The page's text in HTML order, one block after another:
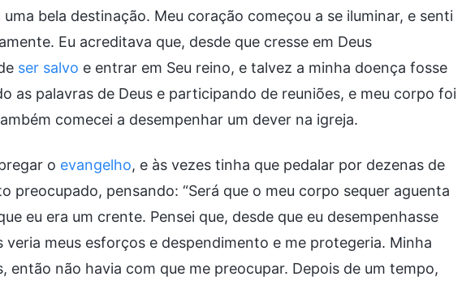
bela destinação. Meu coração começou a se iluminar, e senti
Eu acreditava que, desde que cresse em Deus
ser salvo e entrar em Seu reino, e talvez a minha doença fosse
as palavras de Deus e participando de reuniões, e meu corpo foi
comecei a desempenhar um dever na igreja.
o evangelho, e às vezes tinha que pedalar por dezenas de
preocupado, pensando: “Será que o meu corpo sequer aguenta
eu era um crente. Pensei que, desde que eu desempenhasse
veria meus esforços e despendimento e me protegeria. Minha
então não havia com que me preocupar. Depois de um tempo,